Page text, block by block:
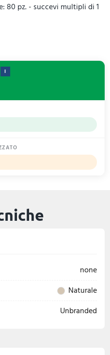
80 pz. - succevi multipli di 1
I
none
Naturale
Unbranded